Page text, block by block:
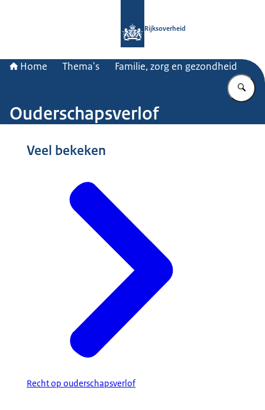
Rijksoverheid
Home Thema's Familie, zorg en gezondheid
Ouderschapsverlof
Veel bekeken
Recht op ouderschapsverlof